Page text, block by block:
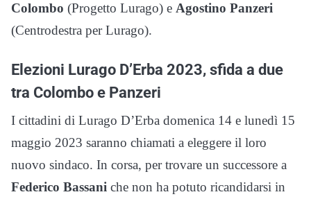
Colombo (Progetto Lurago) e Agostino Panzeri
(Centrodestra per Lurago).
Elezioni Lurago D’Erba 2023, sfida a due
tra Colombo e Panzeri
I cittadini di Lurago D’Erba domenica 14 e lunedì 15
maggio 2023 saranno chiamati a eleggere il loro
nuovo sindaco. In corsa, per trovare un successore a
Federico Bassani che non ha potuto ricandidarsi in